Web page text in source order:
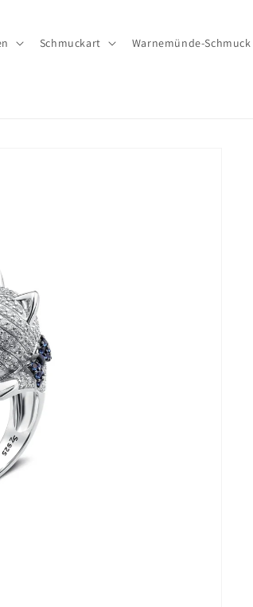
Schmuckart Warnemünde-Schmuck